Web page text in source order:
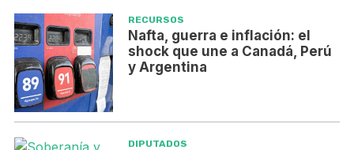
RECURSOS
Nafta, guerra e inflación: el
shock que une a Canadá, Perú
y Argentina
DIPUTADOS